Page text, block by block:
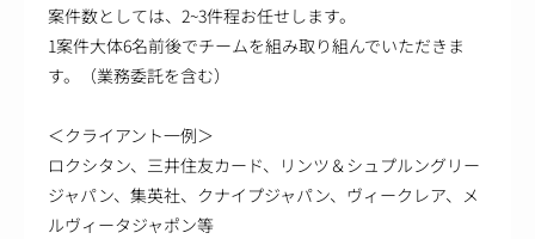
案件数としては、2~3件程お任せします。
1案件大体6名前後でチームを組み取り組んでいただきま
す。（業務委託を含む）
＜クライアント一例＞
ロクシタン、三井住友カード、リンツ＆シュプルングリー
ジャパン、集英社、クナイプジャパン、ヴィークレア、メ
ルヴィータジャポン等